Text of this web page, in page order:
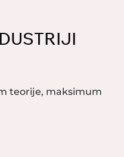
teorije, maksimum